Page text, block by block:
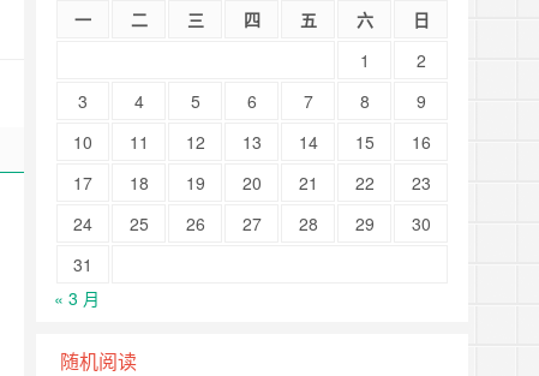
一 二 三 四 五 六
日
1
2
3
4 5 6 7 8
9
10
11 12 13 14 15
16
17
18 19 20 21 22
23
24
25 26 27 28 29
30
31
« 3 月
随机阅读